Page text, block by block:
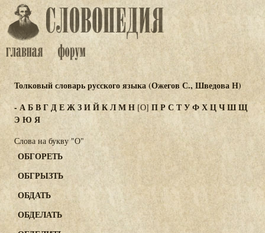
Толковый словарь русского языка (Ожегов С., Шведова Н)
-АБВГДЕЖЗИЙКЛМН [О] ПРС ТУФХЦЧШЩ
Э Ю Я
Слова на букву "О"
ОБГОРЕТЬ
ОБГРЫЗТЬ
ОБДАТЬ
ОБДЕЛАТЬ